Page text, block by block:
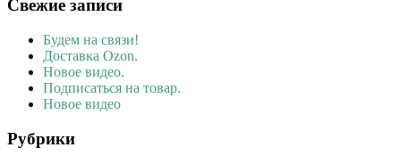
Свежие записи
Будем на связи!
Доставка Ozon.
Новое видео.
Подписаться на товар.
Новое видео
Рубрики